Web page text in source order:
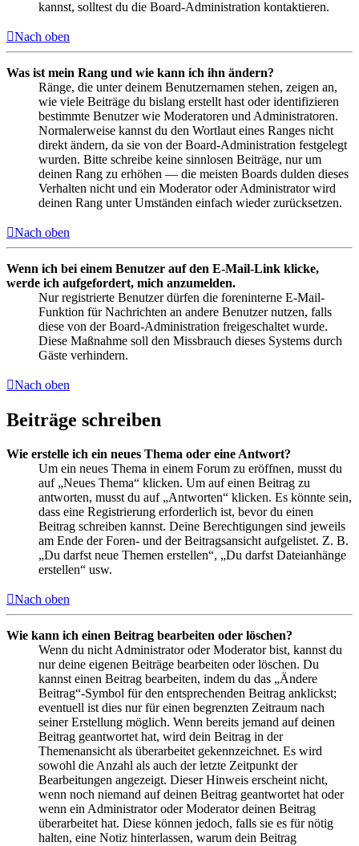
kannst, solltest du die Board-Administration kontaktieren.
Nach oben
Was ist mein Rang und wie kann ich ihn ändern?
Ränge, die unter deinem Benutzernamen stehen, zeigen an,
wie viele Beiträge du bislang erstellt hast oder identifizieren
bestimmte Benutzer wie Moderatoren und Administratoren.
Normalerweise kannst du den Wortlaut eines Ranges nicht
direkt ändern, da sie von der Board-Administration festgelegt
wurden. Bitte schreibe keine sinnlosen Beiträge, nur um
deinen Rang zu erhöhen — die meisten Boards dulden dieses
Verhalten nicht und ein Moderator oder Administrator wird
deinen Rang unter Umständen einfach wieder zurücksetzen.
Nach oben
Wenn ich bei einem Benutzer auf den E-Mail-Link klicke,
werde ich aufgefordert, mich anzumelden.
Nur registrierte Benutzer dürfen die foreninterne E-Mail-
Funktion für Nachrichten an andere Benutzer nutzen, falls
diese von der Board-Administration freigeschaltet wurde.
Diese Maßnahme soll den Missbrauch dieses Systems durch
Gäste verhindern.
Nach oben
Beiträge schreiben
Wie erstelle ich ein neues Thema oder eine Antwort?
Um ein neues Thema in einem Forum zu eröffnen, musst du
auf „Neues Thema“ klicken. Um auf einen Beitrag zu
antworten, musst du auf „Antworten“ klicken. Es könnte sein,
dass eine Registrierung erforderlich ist, bevor du einen
Beitrag schreiben kannst. Deine Berechtigungen sind jeweils
am Ende der Foren- und der Beitragsansicht aufgelistet. Z. B.
„Du darfst neue Themen erstellen“, „Du darfst Dateianhänge
erstellen“ usw.
Nach oben
Wie kann ich einen Beitrag bearbeiten oder löschen?
Wenn du nicht Administrator oder Moderator bist, kannst du
nur deine eigenen Beiträge bearbeiten oder löschen. Du
kannst einen Beitrag bearbeiten, indem du das „Ändere
Beitrag“-Symbol für den entsprechenden Beitrag anklickst;
eventuell ist dies nur für einen begrenzten Zeitraum nach
seiner Erstellung möglich. Wenn bereits jemand auf deinen
Beitrag geantwortet hat, wird dein Beitrag in der
Themenansicht als überarbeitet gekennzeichnet. Es wird
sowohl die Anzahl als auch der letzte Zeitpunkt der
Bearbeitungen angezeigt. Dieser Hinweis erscheint nicht,
wenn noch niemand auf deinen Beitrag geantwortet hat oder
wenn ein Administrator oder Moderator deinen Beitrag
überarbeitet hat. Diese können jedoch, falls sie es für nötig
halten, eine Notiz hinterlassen, warum dein Beitrag